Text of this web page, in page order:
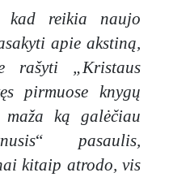
kad reikia naujo
apie akstiną,
rašyti
„Kristaus
pirmuose knygų
ką galėčiau
“ pasaulis,
kitaip atrodo, vis